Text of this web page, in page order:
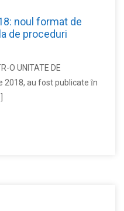
noul format de
de proceduri
O UNITATE DE
2018, au fost publicate ȋn